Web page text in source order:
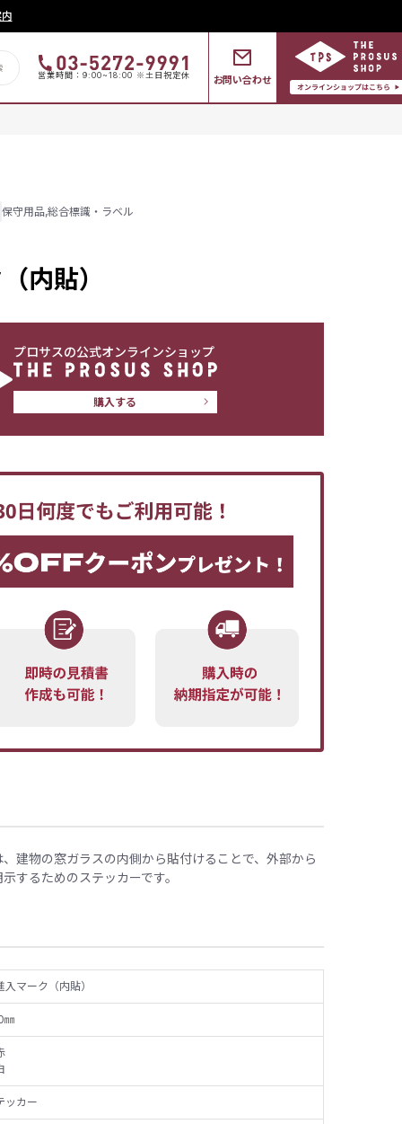
営業時間：9:00~18:00 ※土日祝定休 お問い合わせ
保守用品,総合標識・ラベル
内貼）
プロサスの公式オンラインショップ
購入する
建物の窓ガラスの内側から貼付けることで、外部から
するためのステッカーです。
入マーク（内貼）
㎜
ッカー